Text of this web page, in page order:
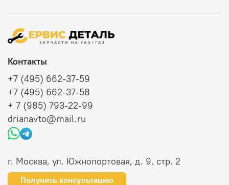
Контакты
+7 (495) 662-37-59
+7 (495) 662-37-58
+ 7 (985) 793-22-99
drianavto@mail.ru
г. Москва, ул. Южнопортовая, д. 9, стр. 2
Получить консультацию